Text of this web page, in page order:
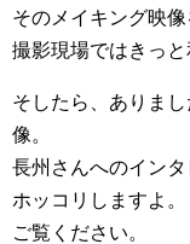
そのメイキング映像
撮影現場ではきっと
そしたら、ありま
像。
長州さんへのインタ
ホッコリしますよ。
ご覧ください。